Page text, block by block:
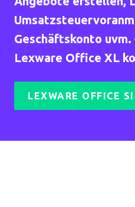
Geschäftskonto
Lexware Office XL
LEXWARE OFFICE